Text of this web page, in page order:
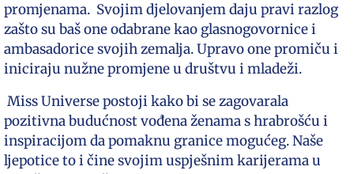
promjenama. Svojim djelovanjem daju pravi razlog
zašto su baš one odabrane kao glasnogovornice i
ambasadorice svojih zemalja. Upravo one promiču i
iniciraju nužne promjene u društvu i mladeži.
Miss Universe postoji kako bi se zagovarala
pozitivna budućnost vođena ženama s hrabrošću i
inspiracijom da pomaknu granice mogućeg. Naše
ljepotice to i čine svojim uspješnim karijerama u